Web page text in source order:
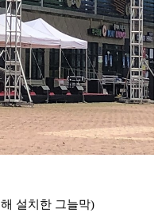
설치한 그늘막)